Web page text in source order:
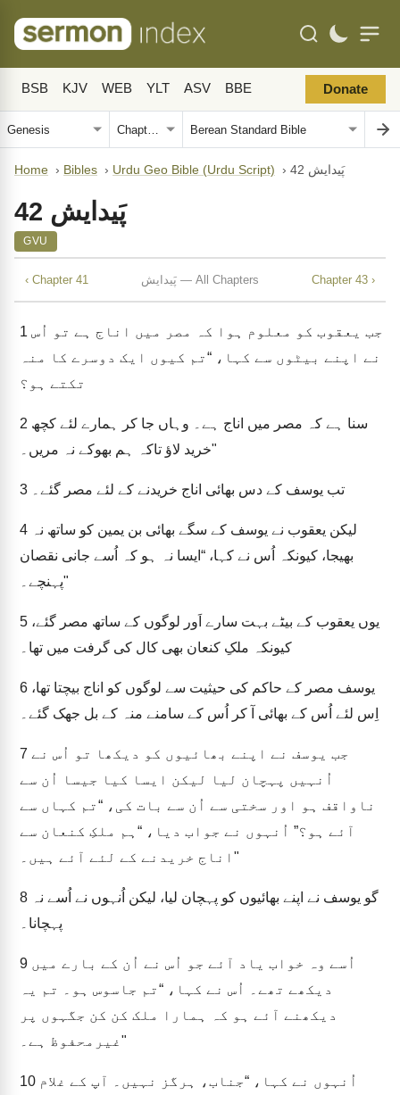
BSB KJV WEB YLT ASV BBE Donate
Home › Bibles › Urdu Geo Bible (Urdu Script) › پَیدایش 42
پَیدایش 42
GVU
‹ Chapter 41 پَیدایش — All Chapters Chapter 43 ›
1
نے اپنے بیٹوں سے کہا، “تم کیوں ایک دوسرے کا منہ
تکتے ہو؟
2
خرید لاؤ تاکہ ہم بھوکے نہ مریں۔"
3 تب یوسف کے دس بھائی اناج خریدنے کے لئے مصر گئے۔
4
بھیجا، کیونکہ اُس نے کہا، “ایسا نہ ہو کہ اُسے جانی نقصان
پہنچے۔"
5
کیونکہ ملکِ کنعان بھی کال کی گرفت میں تھا۔
6
اِس لئے اُس کے بھائی آ کر اُس کے سامنے منہ کے بل جھک گئے۔
7
اُنہیں پہچان لیا لیکن ایسا کیا جیسا اُن سے
ناواقف ہو اور سختی سے اُن سے بات کی، “تم کہاں سے
آئے ہو؟” اُنہوں نے جواب دیا، “ہم ملکِ کنعان سے
اناج خریدنے کے لئے آئے ہیں۔"
8
پہچانا۔
9
دیکھے تھے۔ اُس نے کہا، “تم جاسوس ہو۔ تم یہ
دیکھنے آئے ہو کہ ہمارا ملک کن کن جگہوں پر
غیرمحفوظ ہے۔"
10